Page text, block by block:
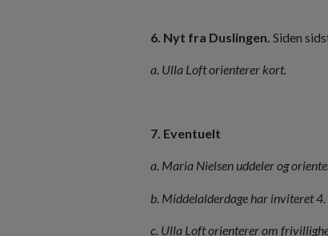
6. Nyt fra Duslingen. Siden
a. Ulla Loft orienterer kort.
7. Eventuelt
a. Maria Nielsen uddeler og
b. Middelalderdage har inviteret 4.
c. Ulla Loft orienterer om